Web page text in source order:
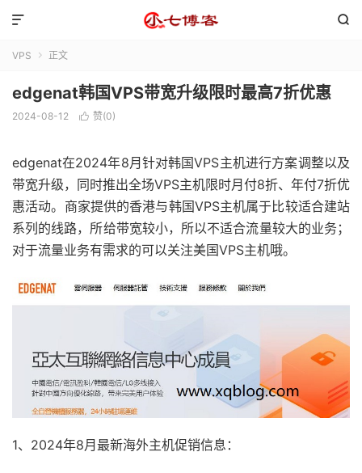


VPS  正文
edgenat韩国VPS带宽升级限时最高7折优惠
2024-08-12  赞(0)
edgenat在2024年8月针对韩国VPS主机进行方案调整以及
带宽升级，同时推出全场VPS主机限时月付8折、年付7折优
惠活动。商家提供的香港与韩国VPS主机属于比较适合建站
系列的线路，所给带宽较小，所以不适合流量较大的业务；
对于流量业务有需求的可以关注美国VPS主机哦。
1、2024年8月最新海外主机促销信息：